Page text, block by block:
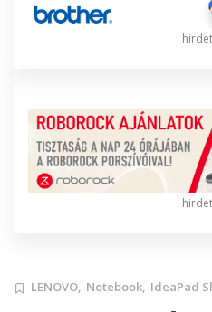
LENOVO, Notebook, IdeaPad